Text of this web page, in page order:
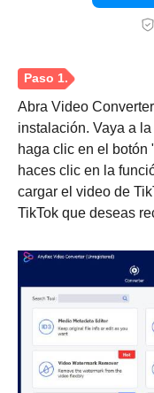
Abra Video
instalación. Vaya a
haga clic en el
haces clic en la
cargar el video de
TikTok que deseas